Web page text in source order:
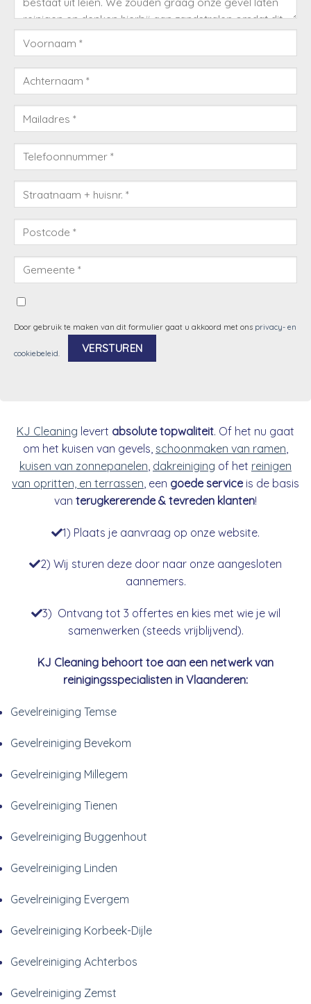
Door gebruik te maken van dit formulier gaat u akkoord met ons privacy- en
cookiebeleid.
KJ Cleaning levert absolute topwaliteit. Of het nu gaat
om het kuisen van gevels, schoonmaken van ramen
kuisen van zonnepanelen dakreiniging of het reinigen
van opritten, en terrassen , een goede serviceis de basis
van terugkererende & tevreden klanten!
1) Plaats je aanvraag op onze website.
2) Wij sturen deze door naar onze aangesloten
aannemers.
3) Ontvang tot 3 offertes en kies met wie je wil
samenwerken (steeds vrijblijvend).
KJ Cleaning behoort toe aan een netwerk van
reinigingsspecialisten in Vlaanderen:
Gevelreiniging Temse
Gevelreiniging Bevekom
Gevelreiniging Millegem
Gevelreiniging Tienen
Gevelreiniging Buggenhout
Gevelreiniging Linden
Gevelreiniging Evergem
Gevelreiniging Korbeek-Dijle
Gevelreiniging Achterbos
Gevelreiniging Zemst